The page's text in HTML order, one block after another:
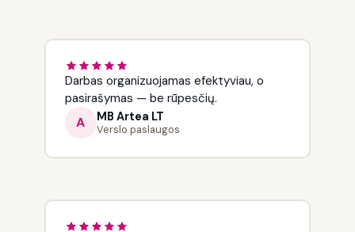
Darbas organizuojamas efektyviau, o
pasirašymas — be rūpesčių.
A MB Artea LT
Verslo paslaugos